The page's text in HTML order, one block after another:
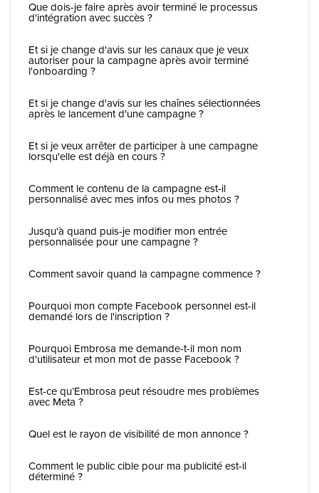
Que dois-je faire après avoir terminé le processus
d'intégration avec succès ?
Et si je change d'avis sur les canaux que je veux
autoriser pour la campagne après avoir terminé
l'onboarding ?
Et si je change d'avis sur les chaînes sélectionnées
après le lancement d'une campagne ?
Et si je veux arrêter de participer à une campagne
lorsqu'elle est déjà en cours ?
Comment le contenu de la campagne est-il
personnalisé avec mes infos ou mes photos ?
Jusqu'à quand puis-je modifier mon entrée
personnalisée pour une campagne ?
Comment savoir quand la campagne commence ?
Pourquoi mon compte Facebook personnel est-il
demandé lors de l'inscription ?
Pourquoi Embrosa me demande-t-il mon nom
d'utilisateur et mon mot de passe Facebook ?
Est-ce qu’Embrosa peut résoudre mes problèmes
avec Meta ?
Quel est le rayon de visibilité de mon annonce ?
Comment le public cible pour ma publicité est-il
déterminé ?